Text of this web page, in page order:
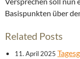
Basispunkten über
Related Posts
11. April 2025